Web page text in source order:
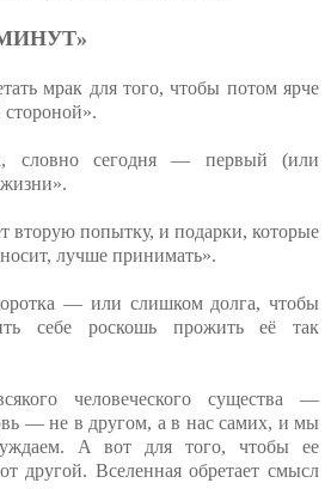
мрак для того, чтобы потом ярче
стороной».
словно сегодня — первый (или
вторую попытку, и подарки, которые
лучше принимать».
— или слишком долга, чтобы
себе роскошь прожить её так
человеческого существа —
— не в другом, а в нас самих, и мы
А вот для того, чтобы ее
другой. Вселенная обретает смысл